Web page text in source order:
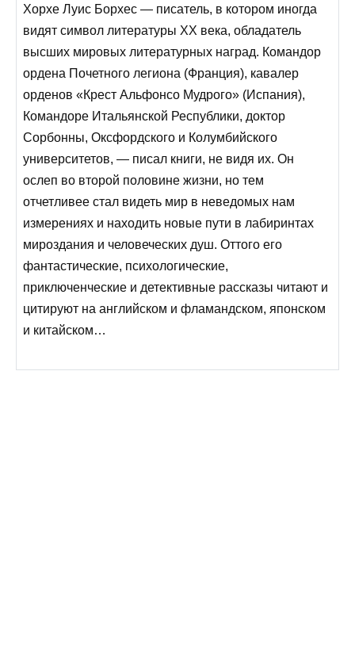
Хорхе Луис Борхес — писатель, в котором иногда
видят символ литературы ХХ века, обладатель
высших мировых литературных наград. Командор
ордена Почетного легиона (Франция), кавалер
орденов «Крест Альфонсо Мудрого» (Испания),
Командоре Итальянской Республики, доктор
Сорбонны, Оксфордского и Колумбийского
университетов, — писал книги, не видя их. Он
ослеп во второй половине жизни, но тем
отчетливее стал видеть мир в неведомых нам
измерениях и находить новые пути в лабиринтах
мироздания и человеческих душ. Оттого его
фантастические, психологические,
приключенческие и детективные рассказы читают и
цитируют на английском и фламандском, японском
и китайском…